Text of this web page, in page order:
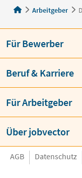
Arbeitgeber
Für Bewerber
Beruf & Karriere
Für Arbeitgeber
Über jobvector
AGB Datenschutz